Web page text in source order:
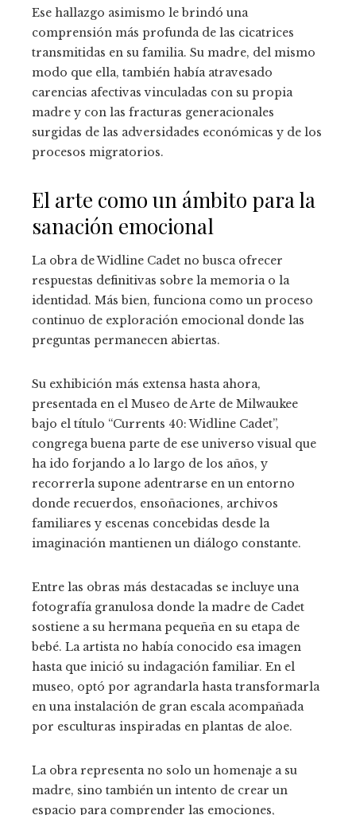
Ese hallazgo asimismo le brindó una
comprensión más profunda de las cicatrices
transmitidas en su familia. Su madre, del mismo
modo que ella, también había atravesado
carencias afectivas vinculadas con su propia
madre y con las fracturas generacionales
surgidas de las adversidades económicas y de los
procesos migratorios.
El arte como un ámbito para la
sanación emocional
La obra de Widline Cadet no busca ofrecer
respuestas definitivas sobre la memoria o la
identidad. Más bien, funciona como un proceso
continuo de exploración emocional donde las
preguntas permanecen abiertas.
Su exhibición más extensa hasta ahora,
presentada en el Museo de Arte de Milwaukee
bajo el título “Currents 40: Widline Cadet”,
congrega buena parte de ese universo visual que
ha ido forjando a lo largo de los años, y
recorrerla supone adentrarse en un entorno
donde recuerdos, ensoñaciones, archivos
familiares y escenas concebidas desde la
imaginación mantienen un diálogo constante.
Entre las obras más destacadas se incluye una
fotografía granulosa donde la madre de Cadet
sostiene a su hermana pequeña en su etapa de
bebé. La artista no había conocido esa imagen
hasta que inició su indagación familiar. En el
museo, optó por agrandarla hasta transformarla
en una instalación de gran escala acompañada
por esculturas inspiradas en plantas de aloe.
La obra representa no solo un homenaje a su
madre, sino también un intento de crear un
espacio para comprender las emociones,